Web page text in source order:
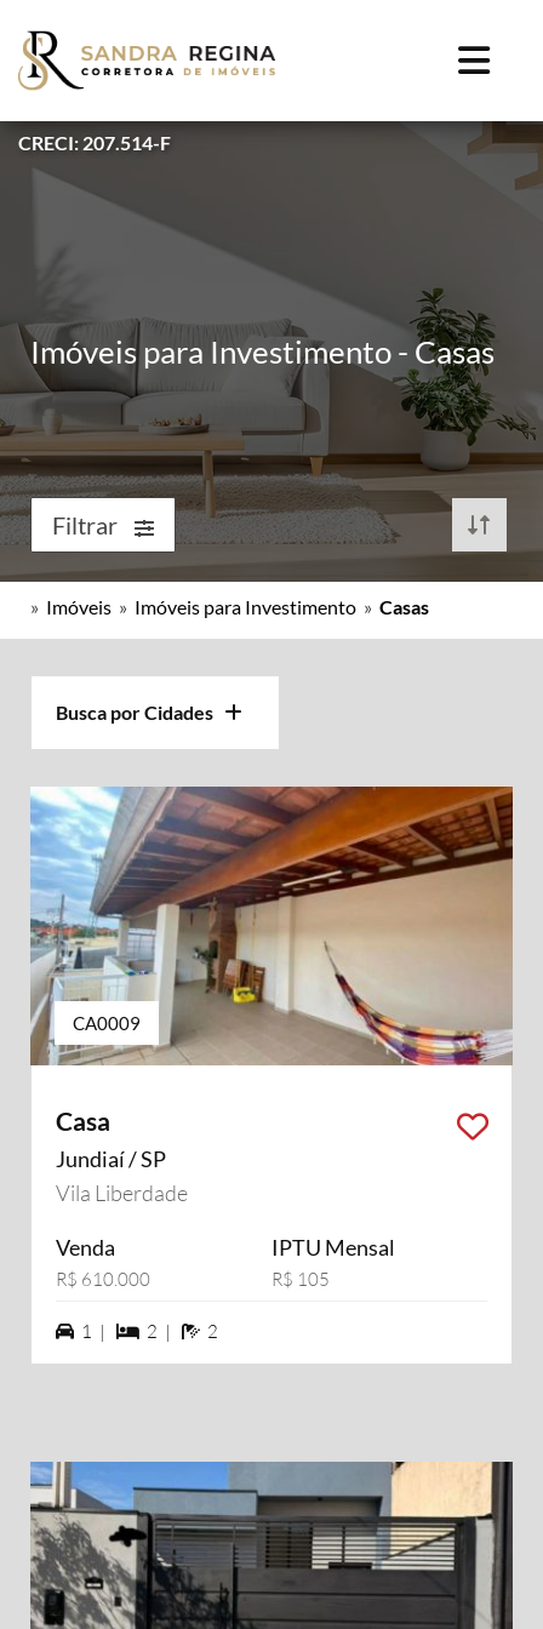
CRECI: 207.514-F
Imóveis para Investimento - Casas
Filtrar
» Imóveis » Imóveis para Investimento » Casas
Busca por Cidades
CA0009
Casa
Jundiaí / SP
Vila Liberdade
Venda
R$ 610.000
IPTU Mensal
R$ 105
1 vagas na garagem
1 | 2 dormiórios
2 | 2 banheiros
2